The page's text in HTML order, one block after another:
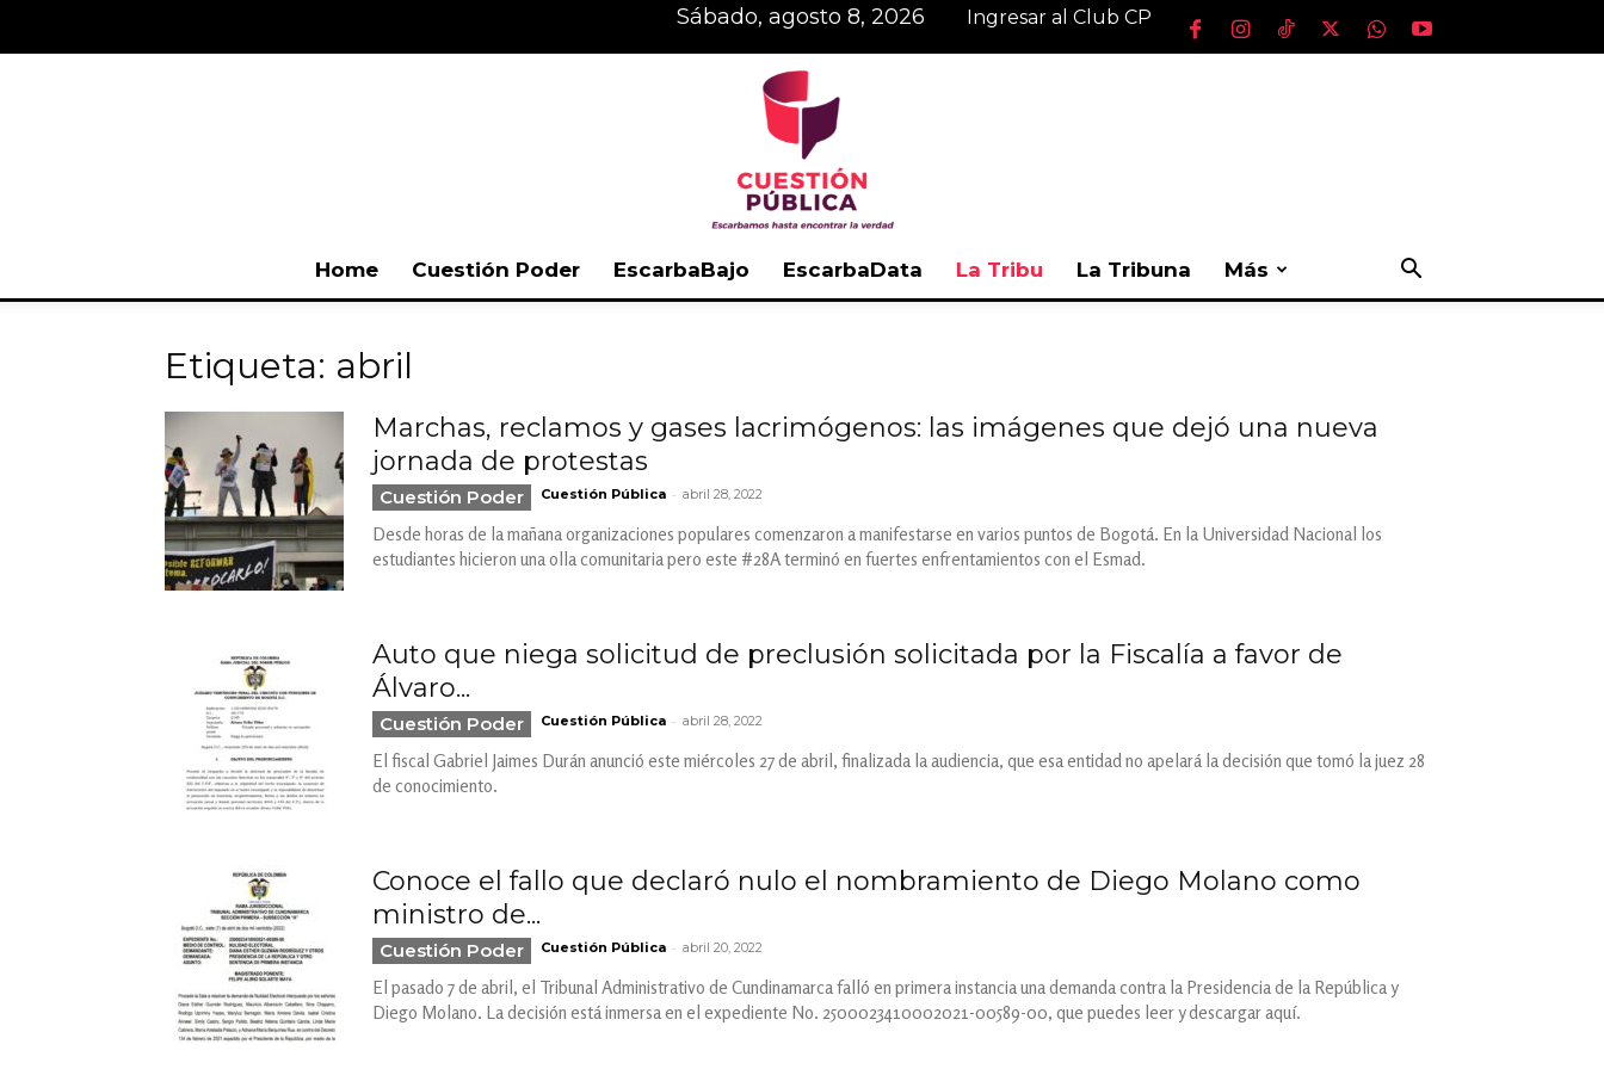
sábado, agosto 8, 2026 Ingresar al Club CP
Home Cuestión Poder EscarbaBajo EscarbaData La Tribu La Tribuna Más
Etiqueta: abril
Marchas, reclamos y gases lacrimógenos: las imágenes que dejó una nueva
jornada de protestas
Cuestión Poder Cuestión Pública - abril 28, 2022
Desde horas de la mañana organizaciones populares comenzaron a manifestarse en varios puntos de Bogotá. En la Universidad Nacional los
estudiantes hicieron una olla comunitaria pero este #28A terminó en fuertes enfrentamientos con el Esmad.
Auto que niega solicitud de preclusión solicitada por la Fiscalía a favor de
Álvaro...
Cuestión Poder Cuestión Pública - abril 28, 2022
El fiscal Gabriel Jaimes Durán anunció este miércoles 27 de abril, finalizada la audiencia, que esa entidad no apelará la decisión que tomó la juez 28
de conocimiento.
Conoce el fallo que declaró nulo el nombramiento de Diego Molano como
ministro de...
Cuestión Poder Cuestión Pública - abril 20, 2022
El pasado 7 de abril, el Tribunal Administrativo de Cundinamarca falló en primera instancia una demanda contra la Presidencia de la República y
Diego Molano. La decisión está inmersa en el expediente No. 2500023410002021-00589-00, que puedes leer y descargar aquí.